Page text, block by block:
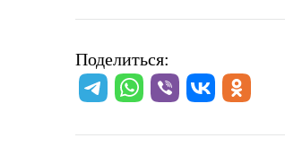
Поделиться: